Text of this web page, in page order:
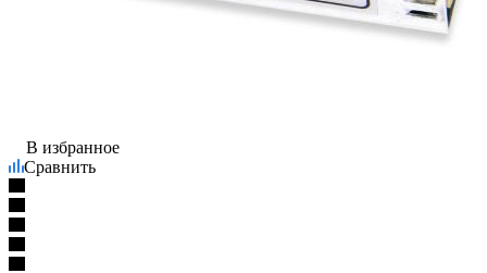
В избранное
Сравнить